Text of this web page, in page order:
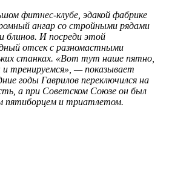
фитнес-клубе, эдакой фабрике
ангар со стройными рядами
блинов. И посреди этой
отсек с разномастными
станках. «Вот тут наше пятно,
тренируемся», — показывает
годы Гаврилов переключился на
а при Советском Союзе он был
пятиборцем и триатлетом.